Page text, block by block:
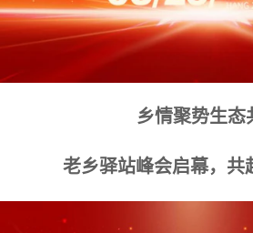
乡情聚势生态
老乡驿站峰会启幕，共